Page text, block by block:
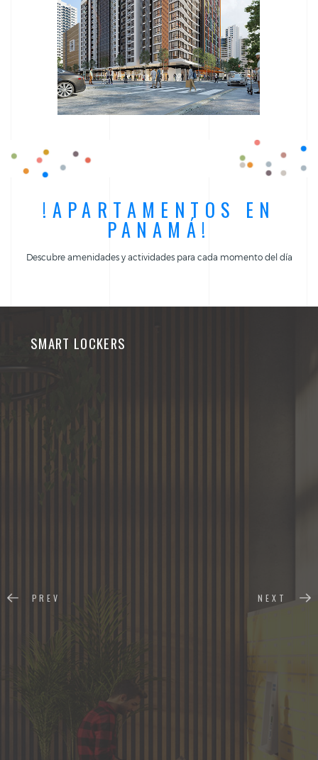
!APARTAMENTOS EN
PANAMÁ!
Descubre amenidades y actividades para cada momento del día
SMART LOCKERS
PREV NEXT